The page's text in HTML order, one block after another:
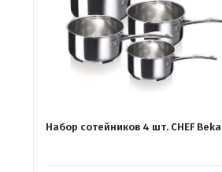
Набор сотейников 4 шт. CHEF Beka